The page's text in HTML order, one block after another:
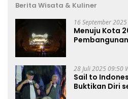
Berita Wisata & Kuliner
16 September
Menuju Kota
28 Juli 2025 09:50
Sail to
Buktikan Diri